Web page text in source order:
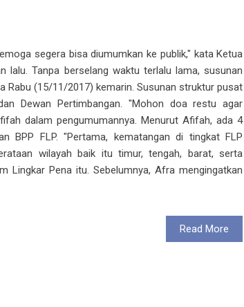
segera bisa diumumkan ke publik," kata Ketua
Tanpa berselang waktu terlalu lama, susunan
Rabu (15/11/2017) kemarin. Susunan struktur pusat
Dewan Pertimbangan. "Mohon doa restu agar
dalam pengumumannya. Menurut Afifah, ada 4
BPP FLP. "Pertama, kematangan di tingkat FLP
wilayah baik itu timur, tengah, barat, serta
Lingkar Pena itu. Sebelumnya, Afra mengingatkan
Read More